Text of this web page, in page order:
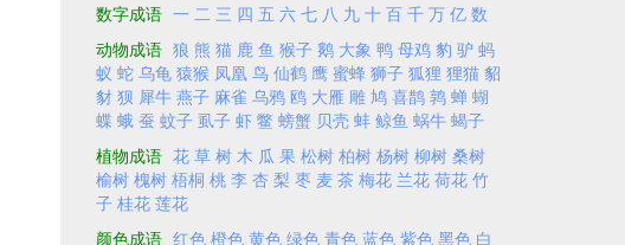
数字成语 一 二 三 四 五 六 七 八 九 十 百 千 万 亿 数
动物成语 狼 熊 猫 鹿 鱼 猴子 鹅 大象 鸭 母鸡 豹 驴 蚂
蚁 蛇 乌龟 猿猴 凤凰 鸟 仙鹤 鹰 蜜蜂 狮子 狐狸 狸猫 貂
豺 狈 犀牛 燕子 麻雀 乌鸦 鸥 大雁 雕 鸠 喜鹊 鹑 蝉 蝴
蝶 蛾 蚕 蚊子 虱子 虾 鳖 螃蟹 贝壳 蚌 鲸鱼 蜗牛 蝎子
植物成语 花 草 树 木 瓜 果 松树 柏树 杨树 柳树 桑树
榆树 槐树 梧桐 桃 李 杏 梨 枣 麦 茶 梅花 兰花 荷花 竹
子 桂花 莲花
颜色成语 红色 橙色 黄色 绿色 青色 蓝色 紫色 黑色 白